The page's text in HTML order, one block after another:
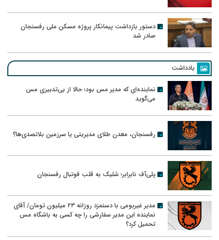
دستور بازداشت پیمانکار پروژه مسکن ملی رفسنجان
صادر شد
یادداشت
نماینده‌ای که مدیر مس بود؛ حالا از بی‌تدبیری مس
می‌گوید
رفسنجان، معدن طلای مدیریتی یا سرزمین بلاتصدی‌ها؟
پلی‌آف نابرابر؛ شلیک به قلب فوتبال رفسنجان
مدیر غیربومی با دستمزد روزانه ۲۳ میلیون تومان/ آقای
نماینده این مدیر سفارشی را چه کسی به باشگاه مس
تحمیل کرد؟